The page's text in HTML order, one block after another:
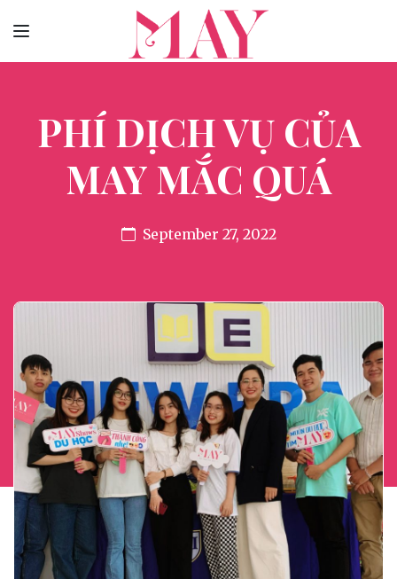
PHÍ DỊCH VỤ CỦA
MAY MẮC QUÁ
September 27, 2022